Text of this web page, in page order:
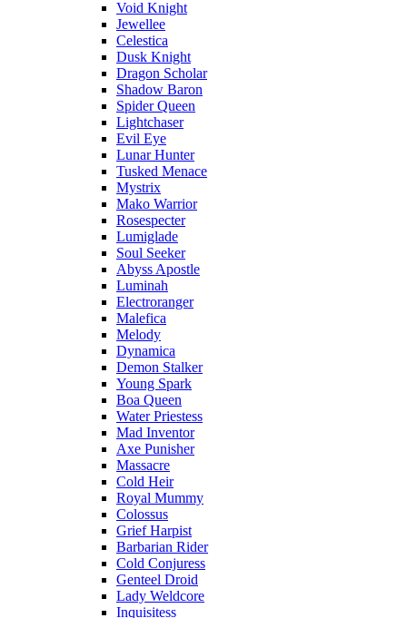
Void Knight
Jewellee
Celestica
Dusk Knight
Dragon Scholar
Shadow Baron
Spider Queen
Lightchaser
Evil Eye
Lunar Hunter
Tusked Menace
Mystrix
Mako Warrior
Rosespecter
Lumiglade
Soul Seeker
Abyss Apostle
Luminah
Electroranger
Malefica
Melody
Dynamica
Demon Stalker
Young Spark
Boa Queen
Water Priestess
Mad Inventor
Axe Punisher
Massacre
Cold Heir
Royal Mummy
Colossus
Grief Harpist
Barbarian Rider
Cold Conjuress
Genteel Droid
Lady Weldcore
Inquisitess